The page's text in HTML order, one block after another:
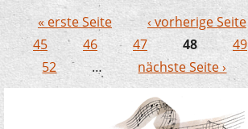
bildet auch in China aus
Seiten
« erste Seite ‹ vorherige Seite
45
46 47 48 49
52
… nächste Seite ›